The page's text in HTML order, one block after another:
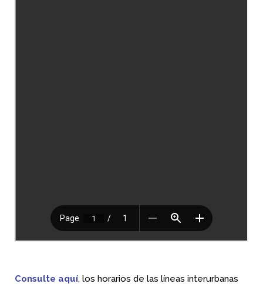
Consulte aquí, los horarios de las líneas interurbanas